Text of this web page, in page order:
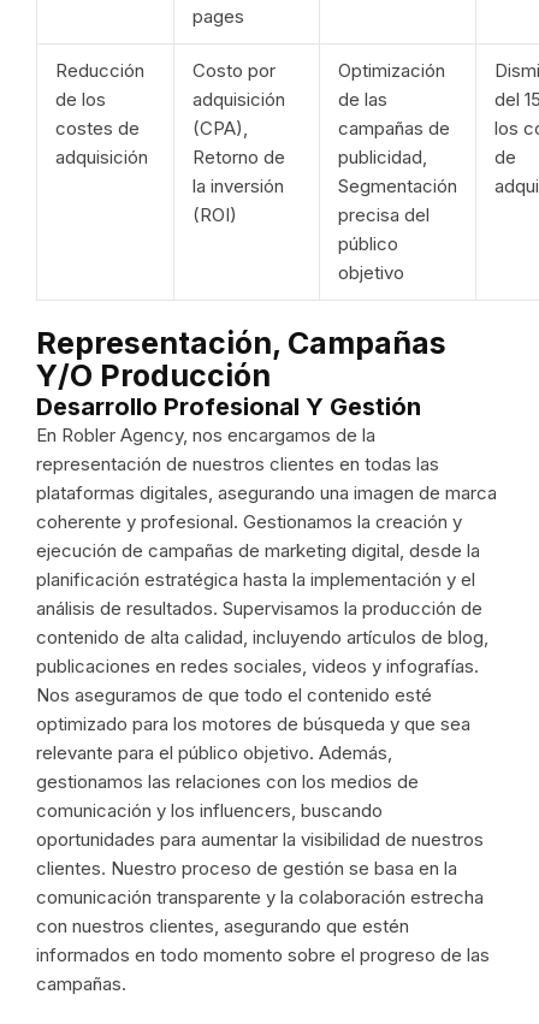
pages
Reducción
de los
costes de
adquisición
Costo por
adquisición
(CPA),
Retorno de
la inversión
(ROI)
Optimización
de las
campañas de
publicidad,
Segmentación
precisa del
público
objetivo
del
los
de
Representación, Campañas
Y/o Producción
Desarrollo Profesional Y Gestión
En Robler Agency, nos encargamos de la
representación de nuestros clientes en todas las
plataformas digitales, asegurando una imagen de marca
coherente y profesional. Gestionamos la creación y
ejecución de campañas de marketing digital, desde la
planificación estratégica hasta la implementación y el
análisis de resultados. Supervisamos la producción de
contenido de alta calidad, incluyendo artículos de blog,
publicaciones en redes sociales, videos y infografías.
Nos aseguramos de que todo el contenido esté
optimizado para los motores de búsqueda y que sea
relevante para el público objetivo. Además,
gestionamos las relaciones con los medios de
comunicación y los influencers, buscando
oportunidades para aumentar la visibilidad de nuestros
clientes. Nuestro proceso de gestión se basa en la
comunicación transparente y la colaboración estrecha
con nuestros clientes, asegurando que estén
informados en todo momento sobre el progreso de las
campañas.